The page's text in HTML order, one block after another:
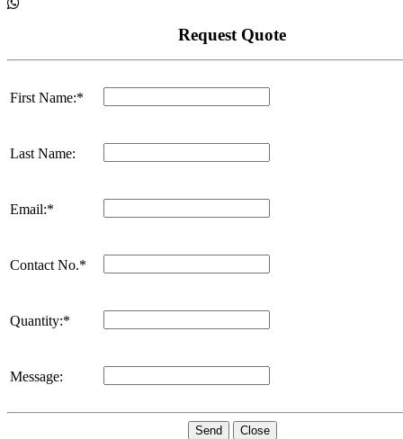
Request Quote
First Name:*
Last Name:
Email:*
Contact No.*
Quantity:*
Message:
Send Close